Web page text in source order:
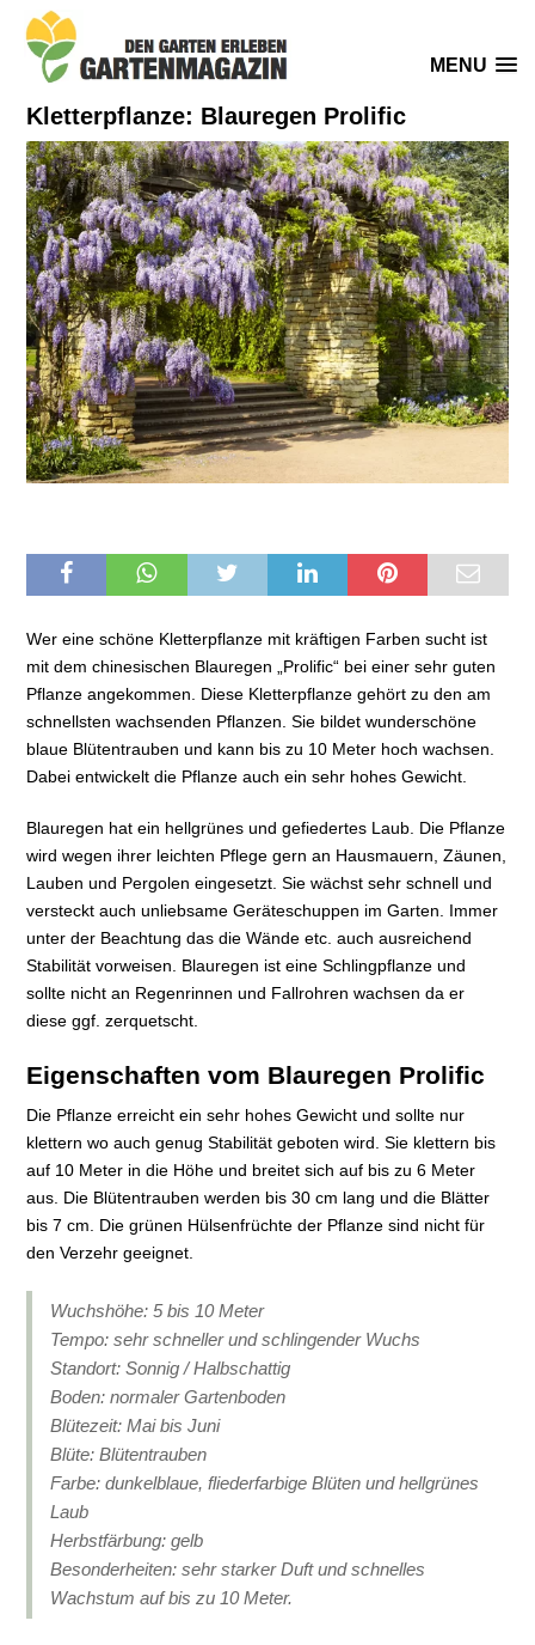
MENU
Kletterpflanze: Blauregen Prolific
Wer eine schöne Kletterpflanze mit kräftigen Farben sucht ist
mit dem chinesischen Blauregen „Prolific“ bei einer sehr guten
Pflanze angekommen. Diese Kletterpflanze gehört zu den am
schnellsten wachsenden Pflanzen. Sie bildet wunderschöne
blaue Blütentrauben und kann bis zu 10 Meter hoch wachsen.
Dabei entwickelt die Pflanze auch ein sehr hohes Gewicht.
Blauregen hat ein hellgrünes und gefiedertes Laub. Die Pflanze
wird wegen ihrer leichten Pflege gern an Hausmauern, Zäunen,
Lauben und Pergolen eingesetzt. Sie wächst sehr schnell und
versteckt auch unliebsame Geräteschuppen im Garten. Immer
unter der Beachtung das die Wände etc. auch ausreichend
Stabilität vorweisen. Blauregen ist eine Schlingpflanze und
sollte nicht an Regenrinnen und Fallrohren wachsen da er
diese ggf. zerquetscht.
Eigenschaften vom Blauregen Prolific
Die Pflanze erreicht ein sehr hohes Gewicht und sollte nur
klettern wo auch genug Stabilität geboten wird. Sie klettern bis
auf 10 Meter in die Höhe und breitet sich auf bis zu 6 Meter
aus. Die Blütentrauben werden bis 30 cm lang und die Blätter
bis 7 cm. Die grünen Hülsenfrüchte der Pflanze sind nicht für
den Verzehr geeignet.
Wuchshöhe: 5 bis 10 Meter
Tempo: sehr schneller und schlingender Wuchs
Standort: Sonnig / Halbschattig
Boden: normaler Gartenboden
Blütezeit: Mai bis Juni
Blüte: Blütentrauben
Farbe: dunkelblaue, fliederfarbige Blüten und hellgrünes
Laub
Herbstfärbung: gelb
Besonderheiten: sehr starker Duft und schnelles
Wachstum auf bis zu 10 Meter.